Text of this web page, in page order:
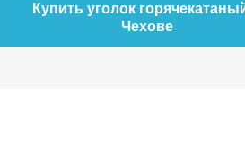
Купить уголок
Чехове